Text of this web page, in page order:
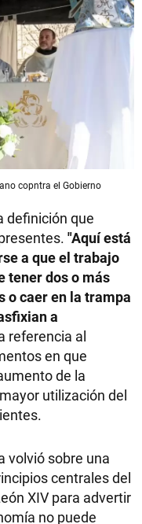
copntra el Gobierno
definición que
"Aquí está
a que el trabajo
tener dos o más
o caer en la trampa
a
referencia al
en que
de la
utilización del
volvió sobre una
centrales del
XIV para advertir
no puede